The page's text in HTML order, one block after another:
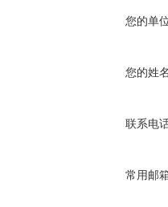
您的单
您的姓
联系电
常用邮